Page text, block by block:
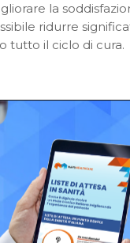
la
ridurre
tutto il ciclo di cura.